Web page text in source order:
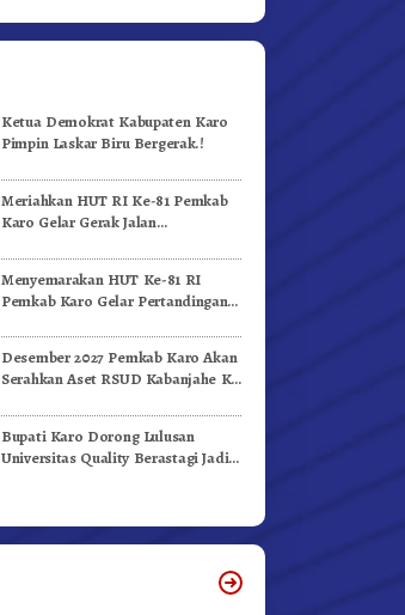
Ketua Demokrat Kabupaten Karo
Pimpin Laskar Biru Bergerak.!
Meriahkan HUT RI Ke-81 Pemkab
Karo Gelar Gerak Jalan
Menyemarakan HUT Ke-81 RI
Pemkab Karo Gelar Pertandingan
Desember 2027 Pemkab Karo Akan
Serahkan Aset RSUD Kabanjahe Ke
Bupati Karo Dorong Lulusan
Universitas Quality Berastagi Jadi